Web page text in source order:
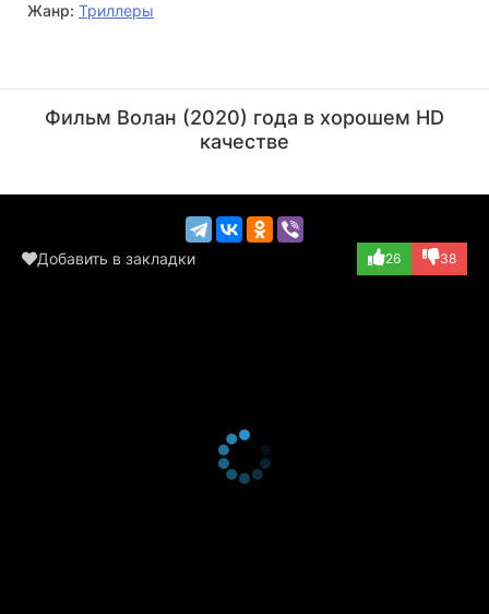
Жанр: Триллеры
Фильм Волан (2020) года в хорошем HD
качестве
Добавить в закладки 26 38